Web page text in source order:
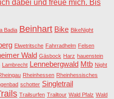
dabei und freue mich. Bis
Badia Beinhart Bike BikeNight
Elwetritsche Fahrradhelm Felsen
Wald Gäsbock Harz hauenstein
Lambrecht Lennebergwald Mtb Night
Rheinhessen Rheinhessisches
schotter Singletrail
Trailsurfen Trailtour Wald Pfalz Wald